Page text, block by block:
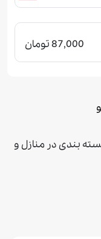
87,000 تومان
بندی در منازل و